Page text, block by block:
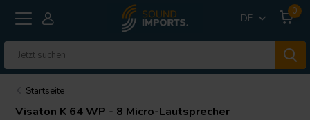
DE
0
Startseite
Visaton K 64 WP - 8 Micro-Lautsprecher